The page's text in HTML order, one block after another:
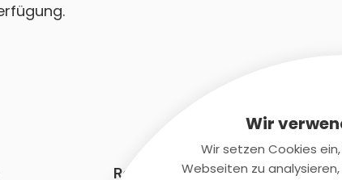
Rechtliches Kontaktiere
Wir
Wir setzen Cookies
Webseiten zu